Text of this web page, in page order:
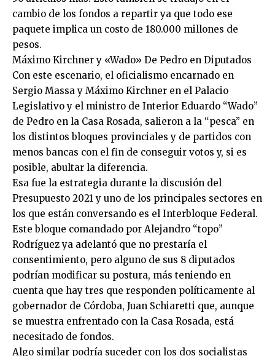
cambio de los fondos a repartir ya que todo ese
paquete implica un costo de 180.000 millones de
pesos.
Máximo Kirchner y «Wado» De Pedro en Diputados
Con este escenario, el oficialismo encarnado en
Sergio Massa y Máximo Kirchner en el Palacio
Legislativo y el ministro de Interior Eduardo “Wado”
de Pedro en la Casa Rosada, salieron a la “pesca” en
los distintos bloques provinciales y de partidos con
menos bancas con el fin de conseguir votos y, si es
posible, abultar la diferencia.
Esa fue la estrategia durante la discusión del
Presupuesto 2021 y uno de los principales sectores en
los que están conversando es el Interbloque Federal.
Este bloque comandado por Alejandro “topo”
Rodríguez ya adelantó que no prestaría el
consentimiento, pero alguno de sus 8 diputados
podrían modificar su postura, más teniendo en
cuenta que hay tres que responden políticamente al
gobernador de Córdoba, Juan Schiaretti que, aunque
se muestra enfrentado con la Casa Rosada, está
necesitado de fondos.
Algo similar podría suceder con los dos socialistas